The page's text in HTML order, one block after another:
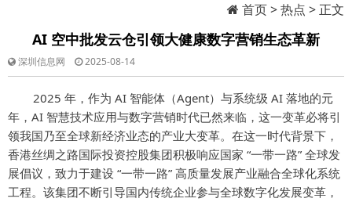
首页>热点 > 正文
AI 空中批发云仓引领大健康数字营销生态革新
深圳信息网 2025-08-14
2025 年，作为 AI 智能体（Agent）与系统级 AI 落地的元
年，AI 智慧技术应用与数字营销时代已然来临，这一变革必将引
领我国乃至全球新经济业态的产业大变革。在这一时代背景下，
香港丝绸之路国际投资控股集团积极响应国家 “一带一路” 全球发
展倡议，致力于建设 “一带一路” 高质量发展产业融合全球化系统
工程。该集团不断引导国内传统企业参与全球数字化发展变革，